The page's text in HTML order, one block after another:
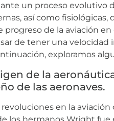
un proceso evolutivo
así como fisiológicas,
progreso de la aviación
de tener una
exploramos
de la
de las aeronaves.
en la